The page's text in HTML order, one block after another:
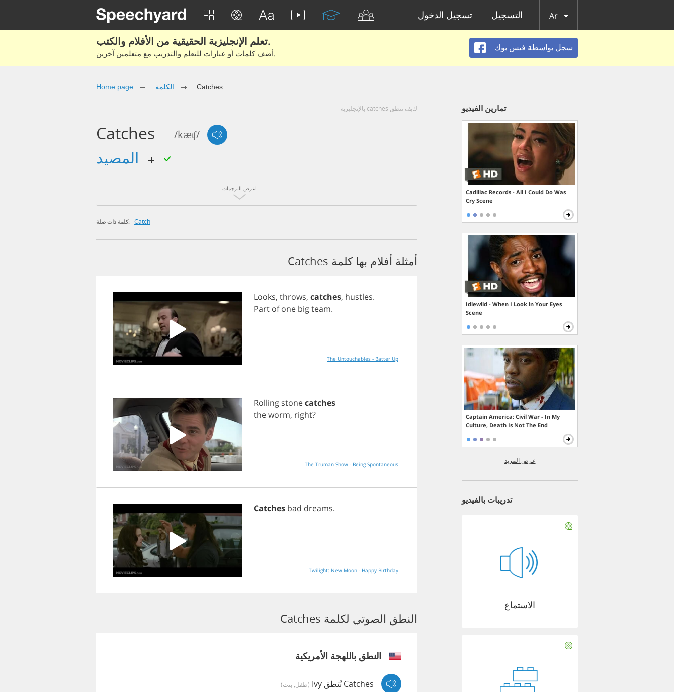
تسجيل الدخول التسجيل Ar
تعلم الإنجليزية الحقيقية من الأفلام والكتب.
أضف كلمات أو عبارات للتعلم والتدريب مع متعلمين آخرين.
سجل بواسطة فيس بوك
Home page الكلمة Catches
كيف تنطق catches بالإنجليزية
Catches /kæʧ/
اعرض الترجمات
كلمة ذات صلة: Catch
أمثلة أفلام بها كلمة Catches
Looks, throws, catches, hustles.
Part of one bigteam.
The Untouchables - Batter Up
Rolling stonecatches
theworm, right?
The Truman Show - Being Spontaneous
Catches bad dreams.
Twilight: New Moon - Happy Birthday
النطق الصوتي لكلمة Catches
النطق باللهجة الأمريكية
Catches تُنطق Ivy (طفل, بنت)
تمارين الفيديو
Cadillac Records - All I Could Do Was
Cry Scene
Idlewild - When I Look in Your Eyes
Scene
Captain America: Civil War - In My
Culture, Death Is Not The End
عرض المزيد
تدريبات بالفيديو
الاستماع